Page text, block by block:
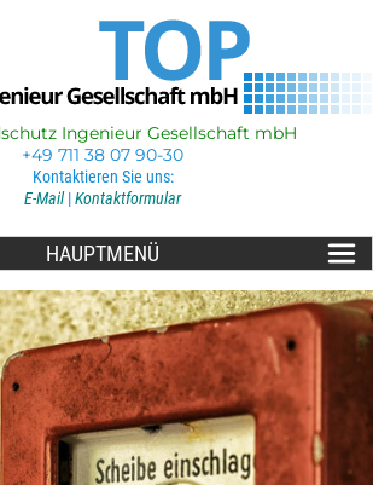
Ingenieur Gesellschaft mbH
+49 711 38 07 90-30
Kontaktieren Sie uns:
E-Mail|Kontaktformular
HAUPTMENÜ